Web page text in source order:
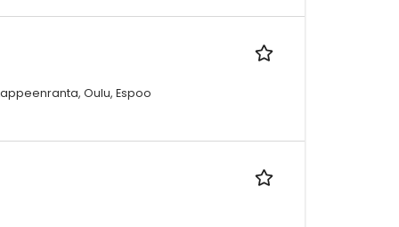
Oulu, Espoo